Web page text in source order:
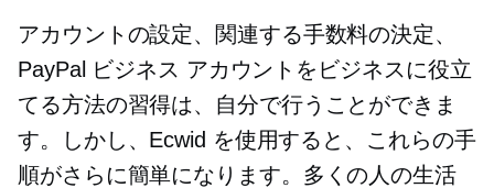
アカウントの設定、関連する手数料の決定、
PayPal ビジネス アカウントをビジネスに役立
てる方法の習得は、自分で行うことができま
す。しかし、Ecwid を使用すると、これらの手
順がさらに簡単になります。多くの人の生活